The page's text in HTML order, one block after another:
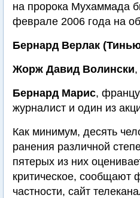
на пророка Мухаммада
феврале 2006 года на
Бернард Верлак
Жорж Давид Волински,
Бернард Марис,
журналист и один из
Как минимум, десять
ранения различной
пятерых из них
критическое, сообщают
частности, сайт